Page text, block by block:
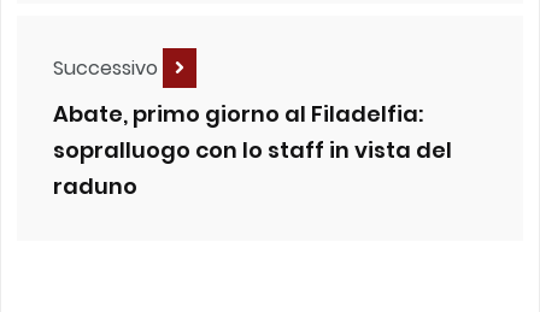
Successivo
Abate, primo giorno al Filadelfia:
sopralluogo con lo staff in vista del
raduno